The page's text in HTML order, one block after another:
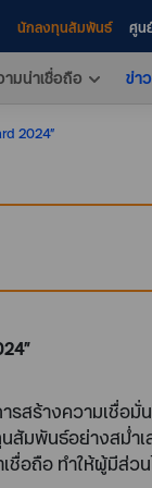
นักลงทุนสัมพันธ์ ศูน
มน่าเชื่อถือ ข่า
2024”
สร้างความเชื่อ
มพันธ์อย่างสม่ำ
ถือ ทำให้ผู้มีส่ว